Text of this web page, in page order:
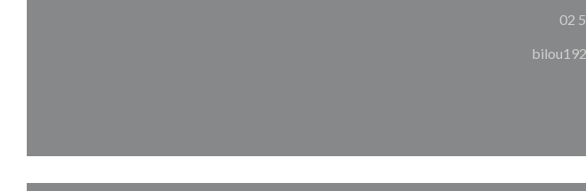
02